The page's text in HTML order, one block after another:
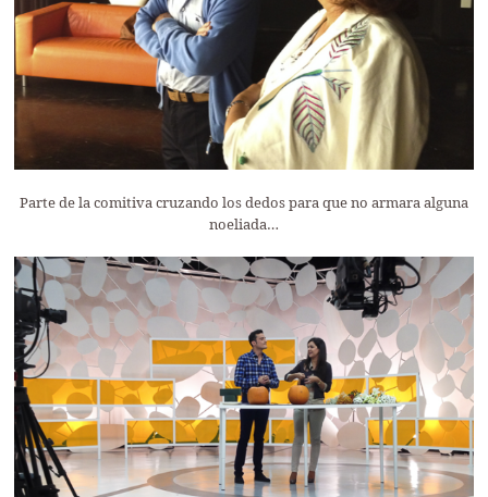
Parte de la comitiva cruzando los dedos para que no armara alguna
noeliada…